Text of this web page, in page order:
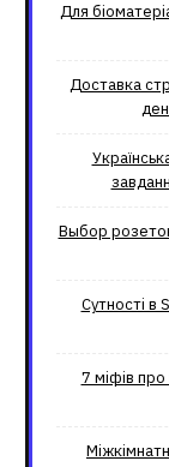
Для
Доставка
Выбор
Сутності в
7 міфів про